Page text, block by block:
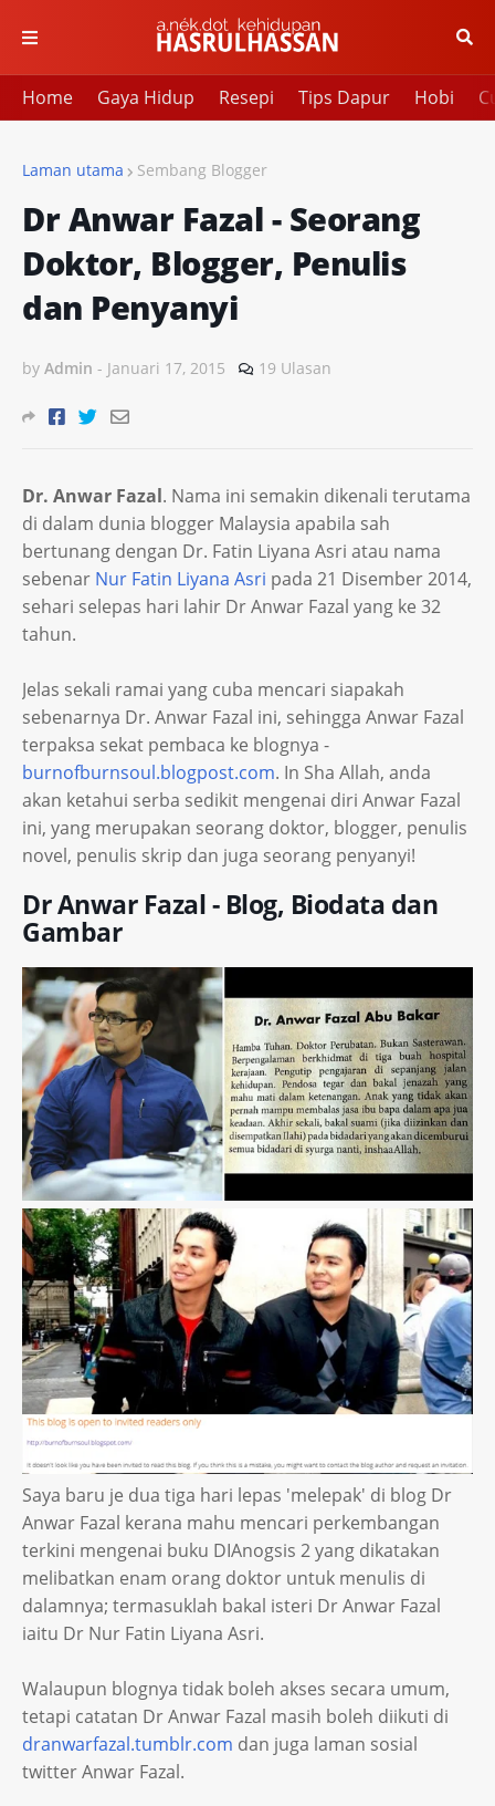
Home Gaya Hidup Resepi Tips Dapur Hobi
Laman utama Sembang Blogger
Dr Anwar Fazal - Seorang
Doktor, Blogger, Penulis
dan Penyanyi
by Admin - Januari 17, 2015 19 Ulasan
Dr. Anwar Fazal. Nama ini semakin dikenali terutama
di dalam dunia blogger Malaysia apabila sah
bertunang dengan Dr. Fatin Liyana Asri atau nama
sebenar Nur Fatin Liyana Asri pada 21 Disember 2014,
sehari selepas hari lahir Dr Anwar Fazal yang ke 32
tahun.
Jelas sekali ramai yang cuba mencari siapakah
sebenarnya Dr. Anwar Fazal ini, sehingga Anwar Fazal
terpaksa sekat pembaca ke blognya -
burnofburnsoul.blogpost.com. In Sha Allah, anda
akan ketahui serba sedikit mengenai diri Anwar Fazal
ini, yang merupakan seorang doktor, blogger, penulis
novel, penulis skrip dan juga seorang penyanyi!
Dr Anwar Fazal - Blog, Biodata dan
Gambar
Saya baru je dua tiga hari lepas 'melepak' di blog Dr
Anwar Fazal kerana mahu mencari perkembangan
terkini mengenai buku DIAnogsis 2 yang dikatakan
melibatkan enam orang doktor untuk menulis di
dalamnya; termasuklah bakal isteri Dr Anwar Fazal
iaitu Dr Nur Fatin Liyana Asri.
Walaupun blognya tidak boleh akses secara umum,
tetapi catatan Dr Anwar Fazal masih boleh diikuti di
dranwarfazal.tumblr.com dan juga laman sosial
twitter Anwar Fazal.